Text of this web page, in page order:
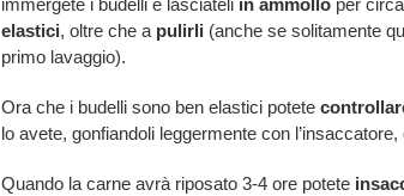
immergete i budelli e lasciateli in ammolloper circa
elastici, oltre che a pulirli (anche se solitamente
primo lavaggio).
Ora che i budelli sono ben elastici potete
lo avete, gonfiandoli leggermente con
Quando la carne avrà riposato 3-4 ore potete